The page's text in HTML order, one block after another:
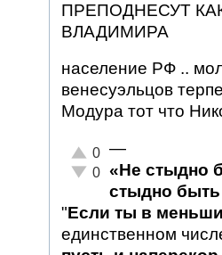
ПРЕПОДНЕСУТ
ВЛАДИМИРА
население РФ ..
венесуэльцов
Модура тот что
Отлично!
0
Неадекватно!
0
—
«Не стыдно
стыдно быть
"Если ты в
единственном